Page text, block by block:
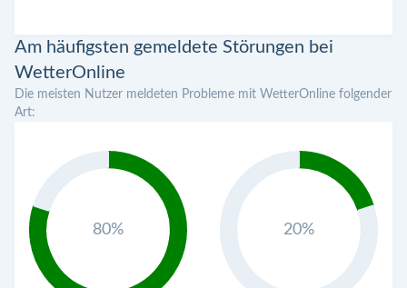
Am häufigsten gemeldete Störungen bei
WetterOnline
Die meisten Nutzer meldeten Probleme mit WetterOnline folgender
Art:
80% 20%